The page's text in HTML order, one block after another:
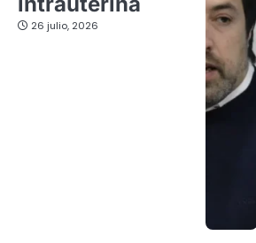
26 julio, 2026